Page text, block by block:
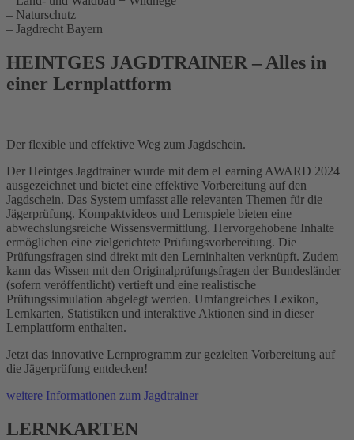
– Naturschutz
– Jagdrecht Bayern
HEINTGES JAGDTRAINER – Alles in
einer Lernplattform
Der flexible und effektive Weg zum Jagdschein.
Der Heintges Jagdtrainer wurde mit dem eLearning AWARD 2024
ausgezeichnet und bietet eine effektive Vorbereitung auf den
Jagdschein. Das System umfasst alle relevanten Themen für die
Jägerprüfung. Kompaktvideos und Lernspiele bieten eine
abwechslungsreiche Wissensvermittlung. Hervorgehobene Inhalte
ermöglichen eine zielgerichtete Prüfungsvorbereitung. Die
Prüfungsfragen sind direkt mit den Lerninhalten verknüpft. Zudem
kann das Wissen mit den Originalprüfungsfragen der Bundesländer
(sofern veröffentlicht) vertieft und eine realistische
Prüfungssimulation abgelegt werden. Umfangreiches Lexikon,
Lernkarten, Statistiken und interaktive Aktionen sind in dieser
Lernplattform enthalten.
Jetzt das innovative Lernprogramm zur gezielten Vorbereitung auf
die Jägerprüfung entdecken!
weitere Informationen zum Jagdtrainer
LERNKARTEN